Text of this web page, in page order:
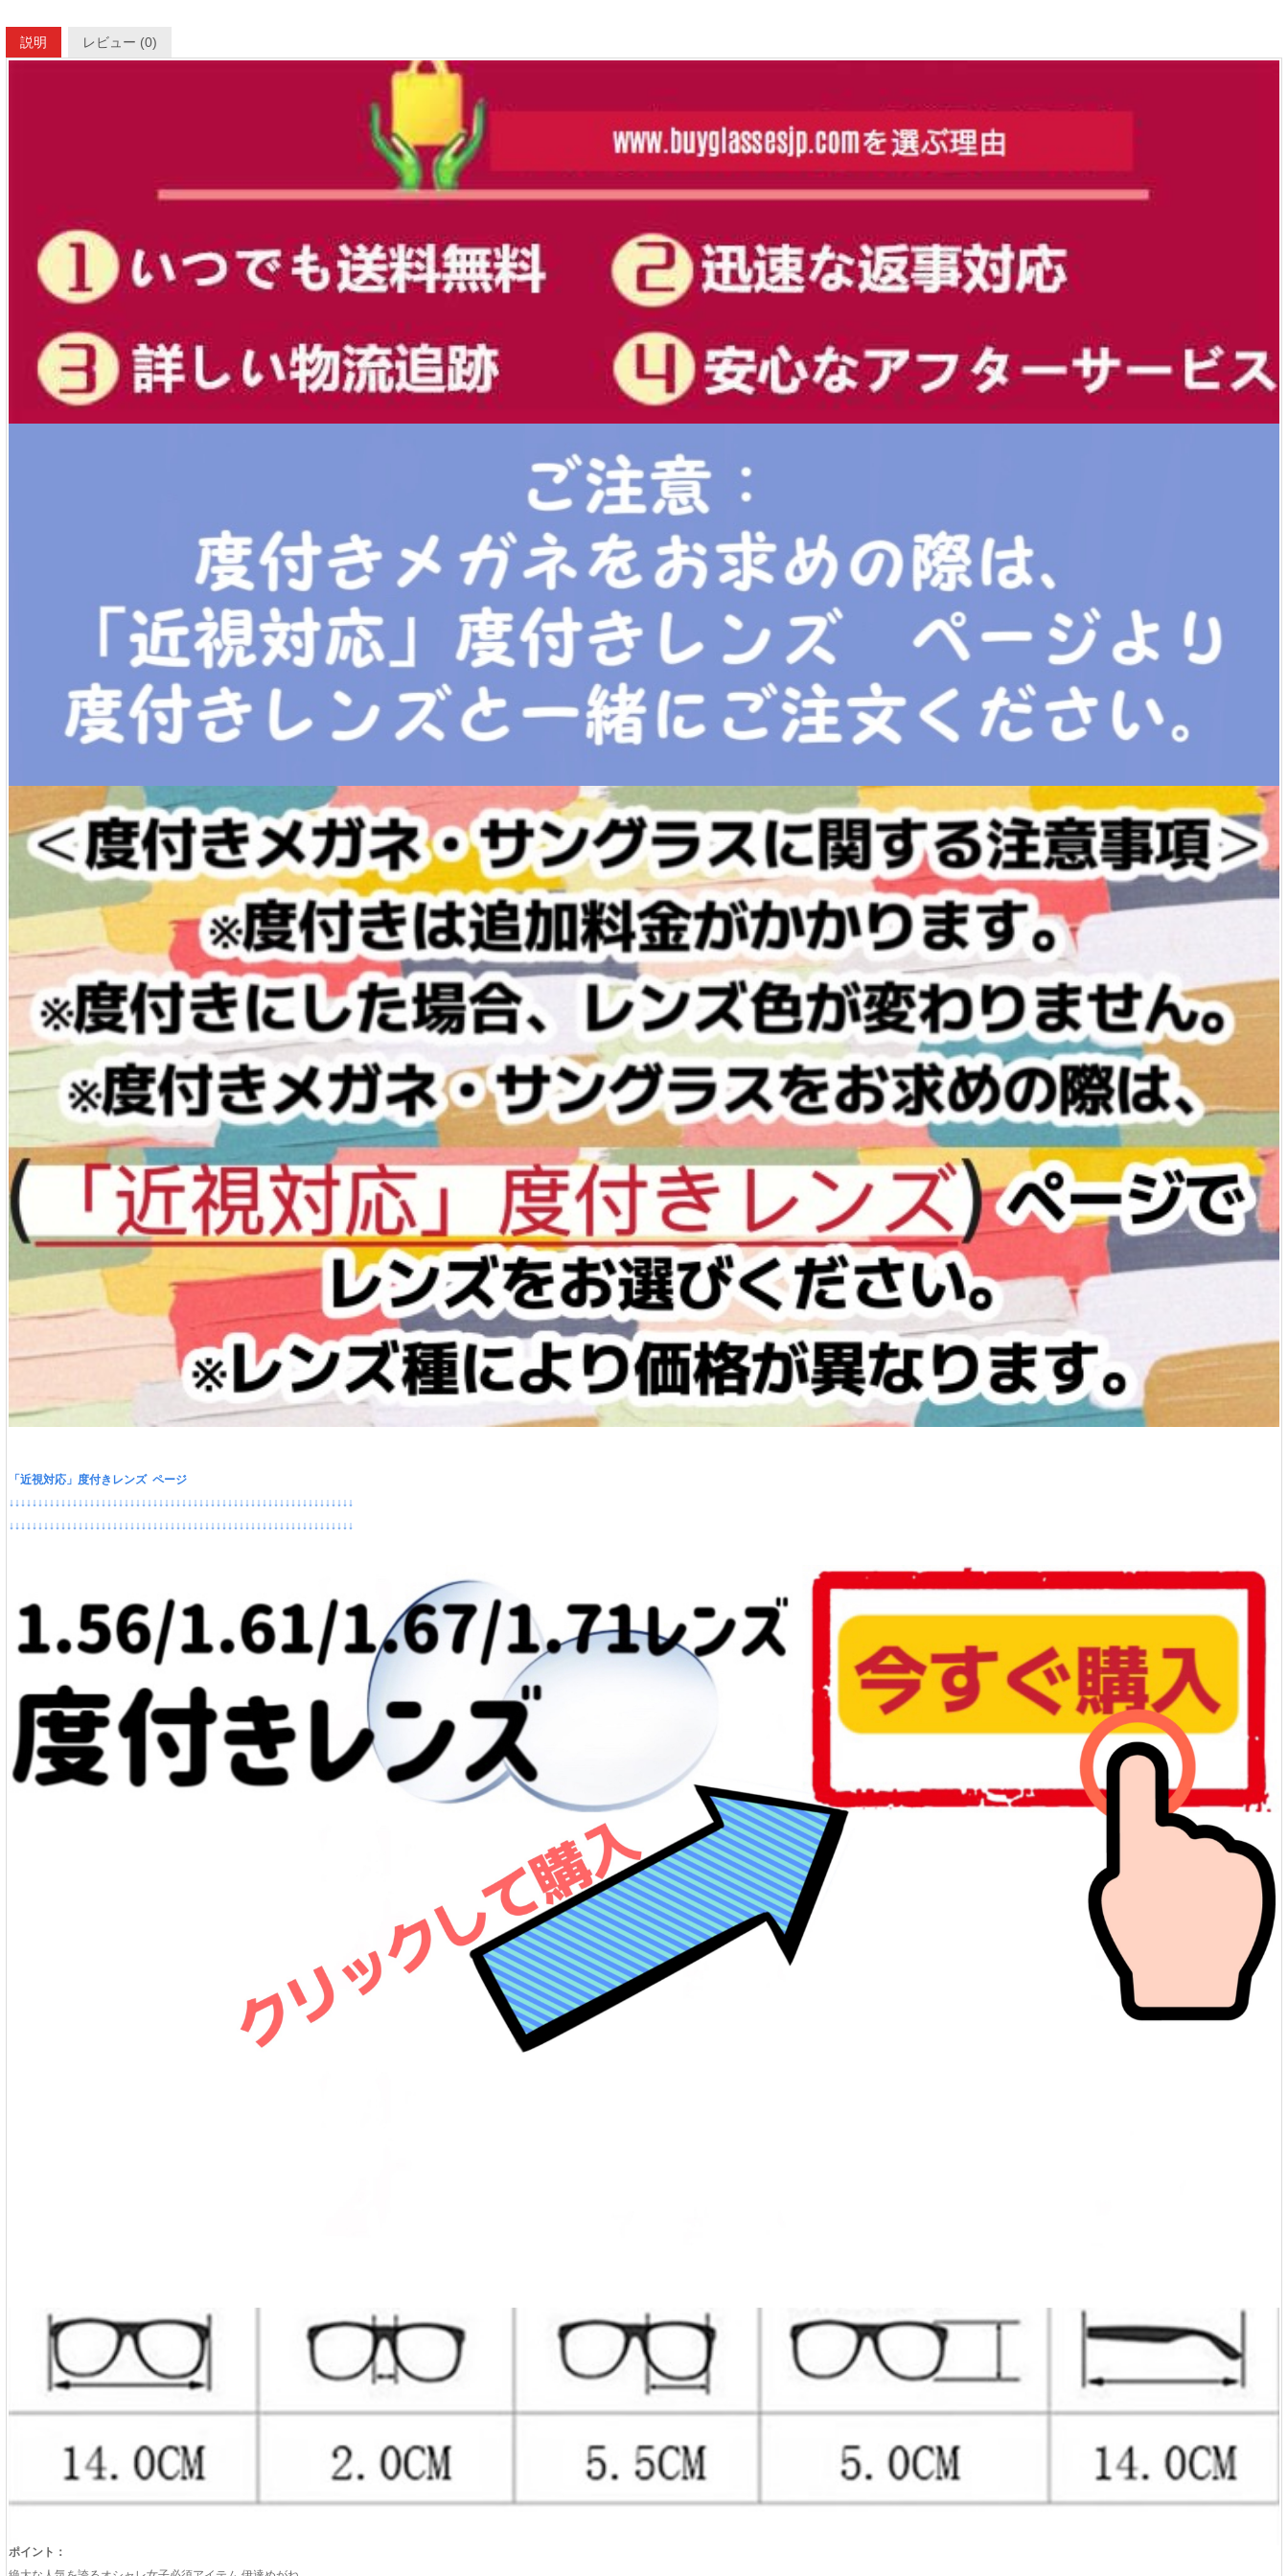
説明 レビュー (0)
「近視対応」度付きレンズ ページ
↓↓↓↓↓↓↓↓↓↓↓↓↓↓↓↓↓↓↓↓↓↓↓↓↓↓↓↓↓↓↓↓↓↓↓↓↓↓↓↓↓↓↓↓↓↓↓↓↓↓↓↓↓↓↓↓↓↓↓↓
↓↓↓↓↓↓↓↓↓↓↓↓↓↓↓↓↓↓↓↓↓↓↓↓↓↓↓↓↓↓↓↓↓↓↓↓↓↓↓↓↓↓↓↓↓↓↓↓↓↓↓↓↓↓↓↓↓↓↓↓
ポイント：